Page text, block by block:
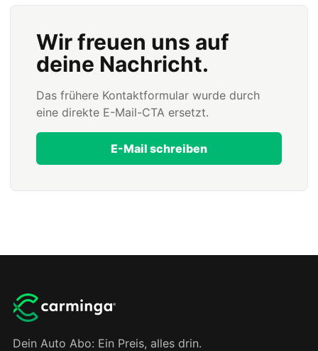
Wir freuen uns auf
deine Nachricht.
Das frühere Kontaktformular wurde durch
eine direkte E-Mail-CTA ersetzt.
E-Mail schreiben
Dein Auto Abo: Ein Preis, alles drin.